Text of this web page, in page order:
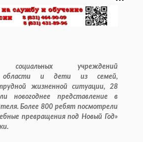
социальных учреждений
области и дети из семей,
жизненной ситуации, 28
новогоднее представление в
Более 800 ребят посмотрели
превращения под Новый Год»